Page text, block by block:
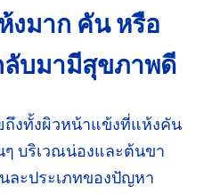
งมาก คัน หรือ
ลับมามีสุขภาพดี
งทั้งผิวหน้าแข้งที่แห้งคัน
ๆ บริเวณน่องและต้นขา
ละประเภทของปัญหา